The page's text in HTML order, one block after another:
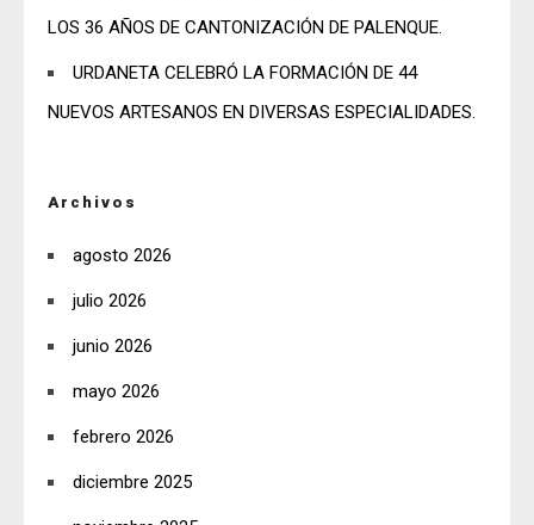
LOS 36 AÑOS DE CANTONIZACIÓN DE PALENQUE.
URDANETA CELEBRÓ LA FORMACIÓN DE 44
NUEVOS ARTESANOS EN DIVERSAS ESPECIALIDADES.
Archivos
agosto 2026
julio 2026
junio 2026
mayo 2026
febrero 2026
diciembre 2025